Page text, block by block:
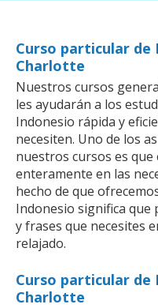
Curso particular de
Charlotte
Nuestros cursos
les ayudarán a los
Indonesio rápida y
necesiten. Uno de los
nuestros cursos es
enteramente en las
hecho de que
Indonesio significa que
y frases que necesites
relajado.
Curso particular de
Charlotte